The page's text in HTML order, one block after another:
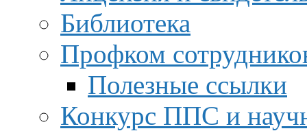
Библиотека
Профком
Полезные ссылки
Конкурс ППС и